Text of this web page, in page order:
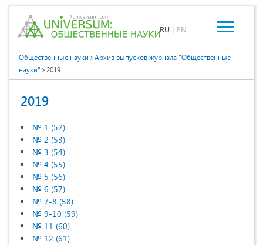
RU | EN
Общественные науки
Архив выпусков журнала "Общественные
науки"
2019
2019
№ 1 (52)
№ 2 (53)
№ 3 (54)
№ 4 (55)
№ 5 (56)
№ 6 (57)
№ 7-8 (58)
№ 9-10 (59)
№ 11 (60)
№ 12 (61)